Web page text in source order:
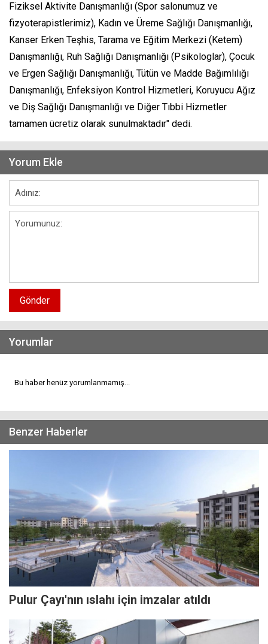
Fiziksel Aktivite Danışmanlığı (Spor salonumuz ve
fizyoterapistlerimiz), Kadın ve Üreme Sağlığı Danışmanlığı,
Kanser Erken Teşhis, Tarama ve Eğitim Merkezi (Ketem)
Danışmanlığı, Ruh Sağlığı Danışmanlığı (Psikologlar), Çocuk
ve Ergen Sağlığı Danışmanlığı, Tütün ve Madde Bağımlılığı
Danışmanlığı, Enfeksiyon Kontrol Hizmetleri, Koruyucu Ağız
ve Diş Sağlığı Danışmanlığı ve Diğer Tıbbi Hizmetler
tamamen ücretiz olarak sunulmaktadır" dedi.
Yorum Ekle
Gönder
Yorumlar
Bu haber henüz yorumlanmamış...
Benzer Haberler
Pulur Çayı'nın ıslahı için imzalar atıldı